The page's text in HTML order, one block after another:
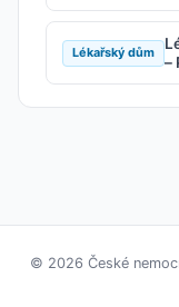
Lékařský dům
–
© 2026 České